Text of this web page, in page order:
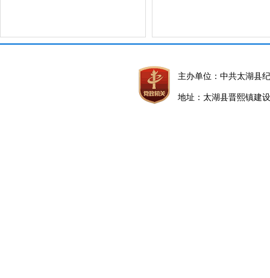
主办单位：中共太湖县
地址：太湖县晋熙镇建